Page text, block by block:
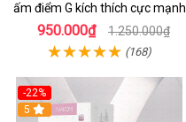
ấm điểm G kích thích cực mạnh
950.000₫ 1.250.000₫
(168)
-22%
5